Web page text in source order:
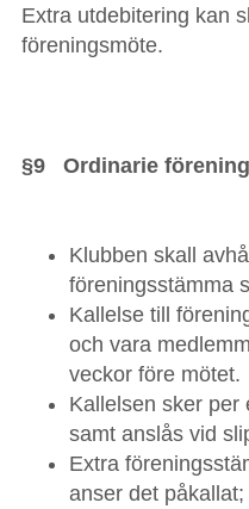
Extra utdebitering kan
föreningsmöte.
§9 Ordinarie
Klubben skall
föreningsstämma
Kallelse till
och vara
veckor före mötet.
Kallelsen sker per
samt anslås vid
Extra
anser det